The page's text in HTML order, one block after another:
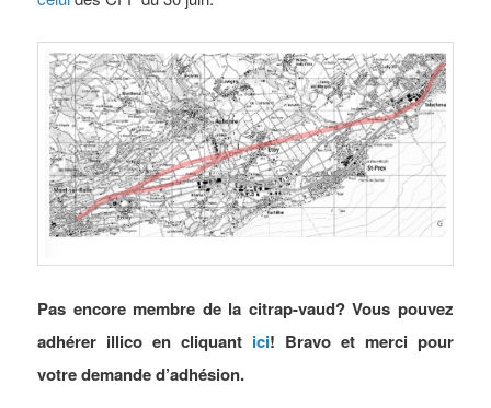
Pas encore membre de la citrap-vaud? Vous pouvez
adhérer illico en cliquant ici! Bravo et merci pour
votre demande d’adhésion.